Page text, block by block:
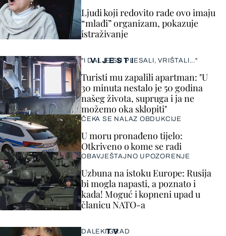
VIJESTI
"I DALJE SU PLESALI, VRIŠTALI..."
Turisti mu zapalili apartman: "U
30 minuta nestalo je 50 godina
našeg života, supruga i ja ne
možemo oka sklopiti"
ČEKA SE NALAZ OBDUKCIJE
U moru pronađeno tijelo:
Otkriveno o kome se radi
OBAVJEŠTAJNO UPOZORENJE
Uzbuna na istoku Europe: Rusija
bi mogla napasti, a poznato i
kada! Moguć i kopneni upad u
članicu NATO-a
Ljudi koji redovito rade ovo imaju
“mlađi” organizam, pokazuje
istraživanje
TV
DALEKI GRAD